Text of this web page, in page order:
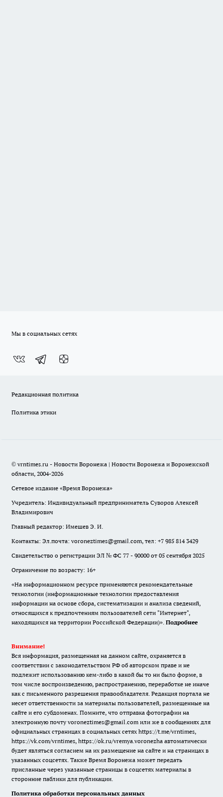
Мы в социальных сетях
Редакционная политика
Политика этики
© vrntimes.ru - Новости Воронежа | Новости Воронежа и Воронежской
области, 2004-2026
Сетевое издание «Время Воронежа»
Учредитель: Индивидуальный предприниматель Суворов Алексей
Владимирович
Главный редактор: Имешев Э. И.
Контакты: Эл.почта: voroneztimes@gmail.com, тел: +7 985 814 3429
Свидетельство о регистрации ЭЛ № ФС 77 - 90000 от 05 сентября 2025
Ограничение по возрасту: 16+
«На информационном ресурсе применяются рекомендательные
технологии (информационные технологии предоставления
информации на основе сбора, систематизации и анализа сведений,
относящихся к предпочтениям пользователей сети "Интернет",
находящихся на территории Российской Федерации)». Подробнее
Внимание!
Вся информация, размещенная на данном сайте, охраняется в
соответствии с законодательством РФ об авторском праве и не
подлежит использованию кем-либо в какой бы то ни было форме, в
том числе воспроизведению, распространению, переработке не иначе
как с письменного разрешения правообладателя. Редакция портала не
несет ответственности за материалы пользователей, размещенные на
сайте и его субдоменах. Помните, что отправка фотографии на
электронную почту voroneztimes@gmail.com или же в сообщениях для
официальных страницах в социальных сетях https://t.me/vrntimes,
https://vk.com/vrntimes, https://ok.ru/vremya.voronezha автоматически
будет являться согласием на их размещение на сайте и на страницах в
указанных соцсетях. Также Время Воронежа может передать
присланные через указанные страницы в соцсетях материалы в
сторонние паблики для публикации.
Политика обработки персональных данных